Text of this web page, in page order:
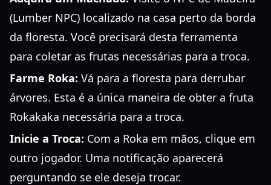
(Lumber NPC) localizado na casa perto da borda
da floresta. Você precisará desta ferramenta
para coletar as frutas necessárias para a troca.
Farme Roka: Vá para a floresta para derrubar
árvores. Esta é a única maneira de obter a fruta
Rokakaka necessária para a troca.
Inicie a Troca: Com a Roka em mãos, clique em
outro jogador. Uma notificação aparecerá
perguntando se ele deseja trocar.